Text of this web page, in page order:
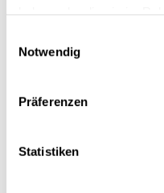
Notwendig
Präferenzen
Statistiken